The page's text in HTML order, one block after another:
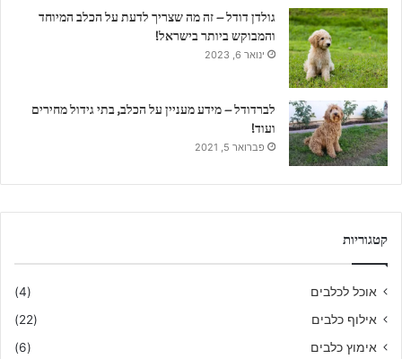
גולדן דודל – זה מה שצריך לדעת על הכלב המיוחד
והמבוקש ביותר בישראל!
ינואר 6, 2023
לברדודל – מידע מעניין על הכלב, בתי גידול מחירים
ועוד!
פברואר 5, 2021
קטגוריות
אוכל לכלבים
(4)
אילוף כלבים
(22)
אימוץ כלבים
(6)